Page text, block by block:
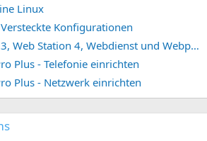
Linux
Konfigurationen
Synology DSM 7.2/7.3, Web Station 4, Webdienst und Webportal erstellen (ehemals vHost)
Plus - Telefonie einrichten
Plus - Netzwerk einrichten